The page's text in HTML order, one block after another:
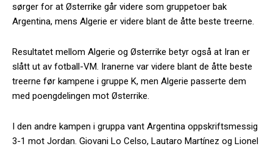
sørger for at Østerrike går videre som gruppetoer bak
Argentina, mens Algerie er videre blant de åtte beste treerne.
Resultatet mellom Algerie og Østerrike betyr også at Iran er
slått ut av fotball-VM. Iranerne var videre blant de åtte beste
treerne før kampene i gruppe K, men Algerie passerte dem
med poengdelingen mot Østerrike.
I den andre kampen i gruppa vant Argentina oppskriftsmessig
3-1 mot Jordan. Giovani Lo Celso, Lautaro Martínez og Lionel